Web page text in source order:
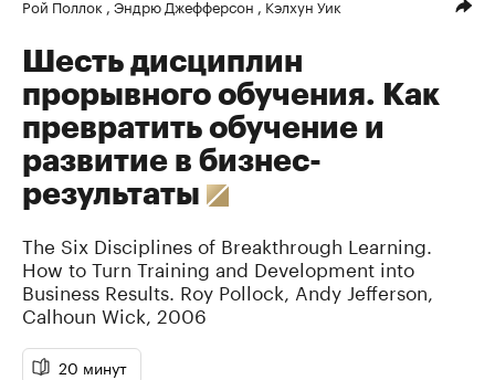
Рой Поллок Эндрю Джефферсон Кэлхун Уик
Шесть дисциплин
прорывного обучения. Как
превратить обучение и
развитие в бизнес-
результаты
The Six Disciplines of Breakthrough Learning.
How to Turn Training and Development into
Business Results. Roy Pollock Andy Jefferson
Calhoun Wick 2006
20 минут